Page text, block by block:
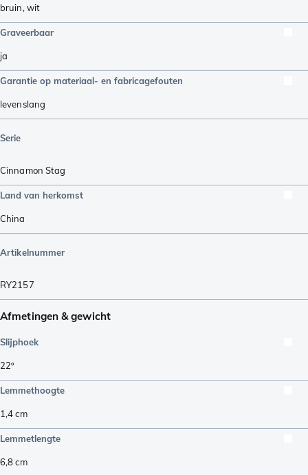
bruin,wit
Graveerbaar
ja
Garantie op materiaal- en fabricagefouten
levenslang
Serie
Cinnamon Stag
Land van herkomst
China
Artikelnummer
RY2157
Afmetingen & gewicht
Slijphoek
22º
Lemmethoogte
1,4cm
Lemmetlengte
6,8cm